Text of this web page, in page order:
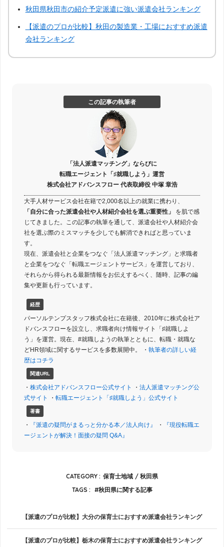
愛媛 高知 佐賀 長崎
熊本
秋田県秋田市の紹介予定派遣に強い派遣会社ランキング
【派遣のプロが比較】秋田の製造業・工場におすすめ派遣
会社ランキング
この記事の執筆者
「法人派遣マッチング」ならびに
転職エージェント「♯就職しよう」運営
株式会社アドバンスフロー 代表取締役 中塚 章浩
大手人材サービス会社在籍で2,000名以上の就業に携わり、
「自分に合った派遣会社や人材紹介会社を選ぶ重要性」
を肌で感
じてきました。この記事の執筆を通して、派遣会社や人材紹介会
社を選ぶ際のミスマッチを少しでも解消できればと思っていま
す。
現在、派遣会社と企業をつなぐ「法人派遣マッチング」と求職者
と企業をつなぐ「転職エージェントサービス」を運営しており、
それらから得られる最新情報をお伝えするべく、随時、記事の編
集や更新も行っています。
経歴
パーソルテンプスタッフ株式会社に在籍後、2010年に株式会社ア
ドバンスフローを設立し、求職者向け情報サイト「♯就職しよ
う」を運営。現在、#就職しようの執筆とともに、転職・就職な
どHR領域に関するサービスを多数展開中。 ・ 執筆者の詳しい経
歴はコチラ
関連URL
・ 株式会社アドバンスフロー公式サイト ・ 法人派遣マッチング公
式サイト
・ 転職エージェント「♯就職しよう」公式サイト
著書
・ 『派遣の疑問がまるっと分かる本／法人向け』 ・
『現役転職エ
ージェントが解決！面接の疑問 Q&A』
CATEGORY : 保育士地域
秋田県
TAGS :
秋田県に関する記事
【派遣のプロが比較】大分の保育士におすすめ派遣会社ランキング
【派遣のプロが比較】栃木の保育士におすすめ派遣会社ランキング